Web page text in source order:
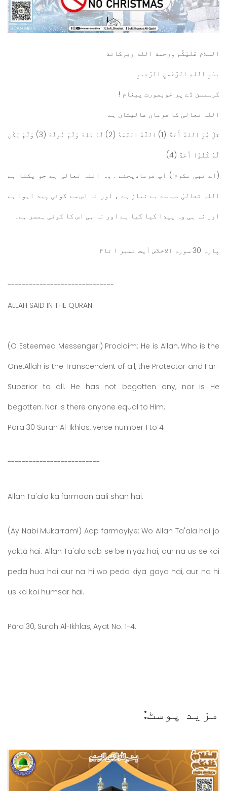
السلام عَلَيْكُم ورحمة الله وبركاتة
بِسْمِ اللهِ الرَّحْمنِ الرَّحِيمِ
كرسمسن ڈے پر خوبصورت پیغام !
اللہ تعالی کا فرمان عالیشان ہے
قلْ هُوَ اللهُ أَحَدٌ (1) اللَّهُ الصَّمَدُ (2) لَمْ يَلِدْ وَلَمْ يُولَدْ (3) وَلَمْ يَكُن
لَّهُ كُفُوًا أَحَدٌ (4)
(اے نبی مکرم!) آپ فرمادیجئے : وہ اللہ تعالیٰ ہے جو یکتا ہے
اللہ تعالیٰ سب سے بے نیاز ہے ، اور نہ اس سے کوئی پید اہوا ہے
اور نہ ہی وہ پیدا کیا گیا ہے اور نہ ہی اس کا کوئی ہمسر ہے۔
پارہ 30 سورۃ الاخلاص آیت نمبر ۱ تا۴
------------------------------
ALLAH SAID IN THE QURAN:
(O Esteemed Messenger!) Proclaim: He is Allah, Who is the
One.Allah is the Transcendent of all, the Protector and Far-
Superior to all. He has not begotten any, nor is He
begotten. Nor is there anyone equal to Him,
Para 30 Surah Al-Ikhlas, verse number 1 to 4
--------------------------
Allah Ta'ala ka farmaan aali shan hai:
(Ay Nabi Mukarram!) Aap farmayiye: Wo Allah Ta'ala hai jo
yaktā hai. Allah Ta'ala sab se be niyāz hai, aur na us se koi
peda hua hai aur na hi wo peda kiya gaya hai, aur na hi
us ka koi humsar hai.
Pāra 30, Surah Al-Ikhlas, Ayat No. 1-4.
مزید پوسٹ: